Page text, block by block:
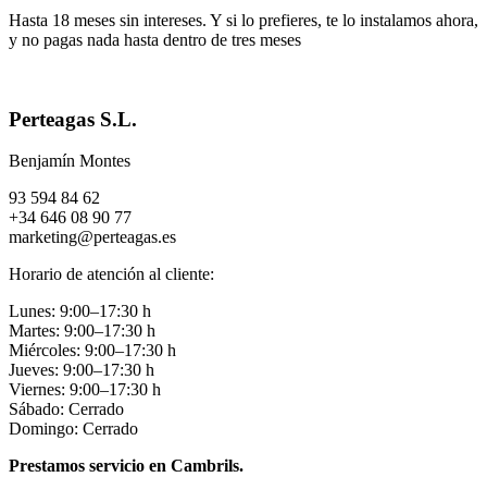
Hasta 18 meses sin intereses. Y si lo prefieres, te lo instalamos ahora,
y no pagas nada hasta dentro de tres meses
Perteagas S.L.
Benjamín Montes
93 594 84 62
+34 646 08 90 77
marketing@perteagas.es
Horario de atención al cliente:
Lunes: 9:00–17:30 h
Martes: 9:00–17:30 h
Miércoles: 9:00–17:30 h
Jueves: 9:00–17:30 h
Viernes: 9:00–17:30 h
Sábado: Cerrado
Domingo: Cerrado
Prestamos servicio en Cambrils.